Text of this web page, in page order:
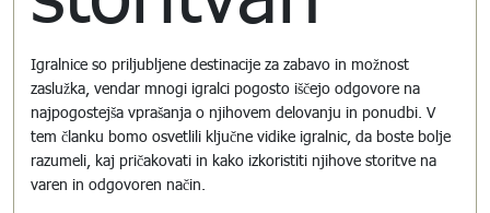
Igralnice so priljubljene destinacije za zabavo in možnost
zaslužka, vendar mnogi igralci pogosto iščejo odgovore na
najpogostejša vprašanja o njihovem delovanju in ponudbi. V
tem članku bomo osvetlili ključne vidike igralnic, da boste bolje
razumeli, kaj pričakovati in kako izkoristiti njihove storitve na
varen in odgovoren način.